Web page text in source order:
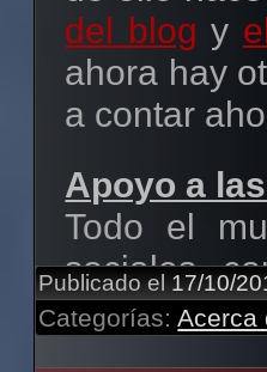
del blog y
ahora hay
a contar
Apoyo a
Todo el
sociales
existen
Publicado el 17/10/
Categorías:Acerca